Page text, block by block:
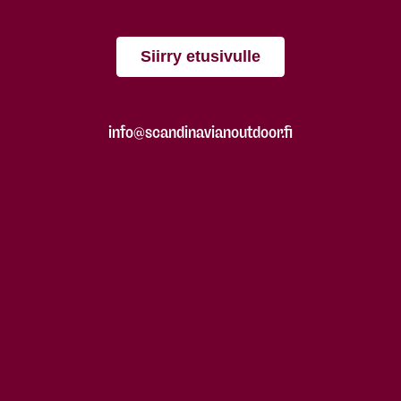
Siirry etusivulle
info@scandinavianoutdoor.fi